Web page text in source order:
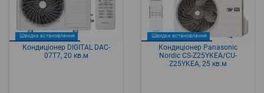
Швидке встановлення
Кондиціонер DIGITAL DAC-
07T7, 20 кв.м
Швидке встановлення
Кондиціонер Panasonic
Nordic CS-Z25YKEA/CU-
Z25YKEA, 25 кв.м